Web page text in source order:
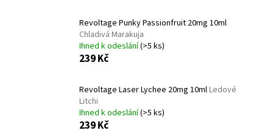
Revoltage Punky Passionfruit 20mg 10ml
Chladivá Marakuja
Ihned k odeslání(>5 ks)
239 Kč
Revoltage Laser Lychee 20mg 10mlLedové
Litchi
Ihned k odeslání(>5 ks)
239 Kč